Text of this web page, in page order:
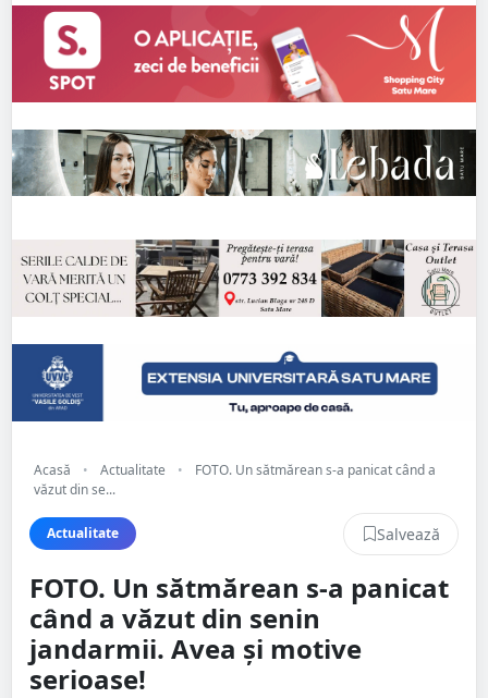
Acasă • Actualitate •
FOTO. Un sătmărean s-a panicat când a
văzut din se...
Actualitate Salvează
FOTO. Un sătmărean s-a panicat
când a văzut din senin
jandarmii. Avea și motive
serioase!